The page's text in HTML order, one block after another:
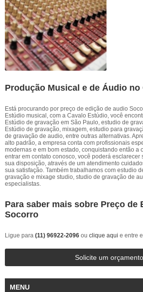
Produção Musical e de Áudio
Está procurando por preço de edição de audio
Estúdio musical, com a Cavalo Estúdio, você
Estúdio de gravação em São Paulo, estudio de
Estúdio de gravação, mixagem, estudio para
de gravação de audio, entre outras alternativas.
alto padrão, a empresa conta com profissionais
modernas e em bom estado, conquistando então a
entrar em contato conosco, você poderá esclarecer
sua disposição, através de um atendimento
sua satisfação. Também trabalhamos com estudio
gravação e mixage studio, studio de gravação de
especialistas.
Para saber mais sobre Preço de
Socorro
Ligue para (11) 96922-2096 ou clique aqui e entre
Solicite um orçamento
MENU